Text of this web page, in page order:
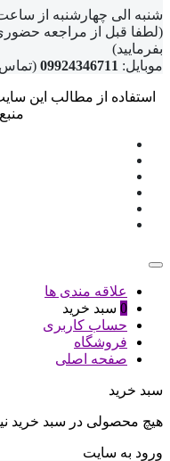
شنبه الی چهارشنبه از ساعت 9 صبح الی 4
(لطفا قبل از مراجعه
بفرمایید)
موبایل: 09924346711
استفاده از مطالب این
علاقه مندی ها
0 سبد خرید
حساب کاربری
فروشگاه
صفحه اصلی
سبد خرید
هیچ محصولی در سبد خرید
ورود به سایت